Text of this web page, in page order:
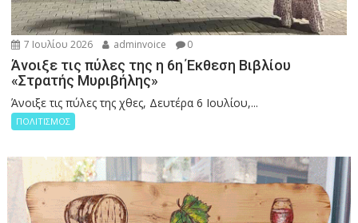
7 Ιουλίου 2026 adminvoice 0
Άνοιξε τις πύλες της η 6η Έκθεση Βιβλίου
«Στρατής Μυριβήλης»
Άνοιξε τις πύλες της χθες, Δευτέρα 6 Ιουλίου,...
ΠΟΛΙΤΙΣΜΟΣ